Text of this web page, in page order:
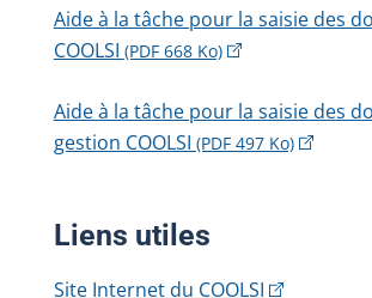
Aide à la tâche pour la saisie des
COOLSI (PDF 668 Ko)
Aide à la tâche pour la saisie des
gestion COOLSI (PDF 497 Ko)
Liens utiles
Site Internet du COOLSI